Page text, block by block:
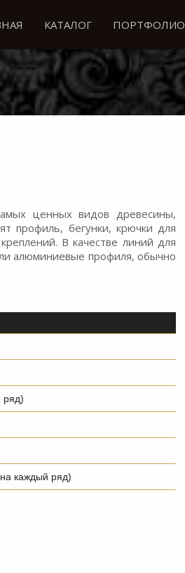
КАТАЛОГ ПОРТФОЛИО
ценных видов древесины,
профиль, бегунки, крючки для
В качестве линий для
алюминиевые профиля, обычно
ряд)
каждый ряд)